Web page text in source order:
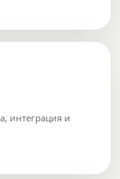
интеграция и